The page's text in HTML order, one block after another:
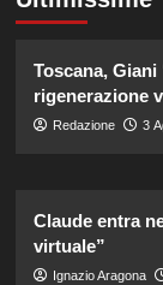
Toscana,
rigenerazione
Redazione 3
Claude entra
virtuale”
Ignazio Aragona